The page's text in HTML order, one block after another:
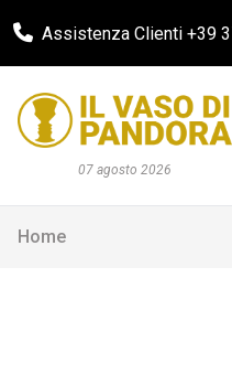
Assistenza Clienti +39
07 agosto 2026
Home